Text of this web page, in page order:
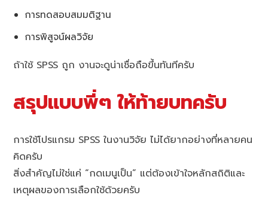
การทดสอบสมมติฐาน
การพิสูจน์ผลวิจัย
ถ้าใช้ SPSS ถูก งานจะดูน่าเชื่อถือขึ้นทันทีครับ
สรุปแบบพี่ๆ ให้ท้ายบทครับ
การใช้โปรแกรม SPSS ในงานวิจัย ไม่ได้ยากอย่างที่หลายคน
คิดครับ
สิ่งสำคัญไม่ใช่แค่ “กดเมนูเป็น” แต่ต้องเข้าใจหลักสถิติและ
เหตุผลของการเลือกใช้ด้วยครับ